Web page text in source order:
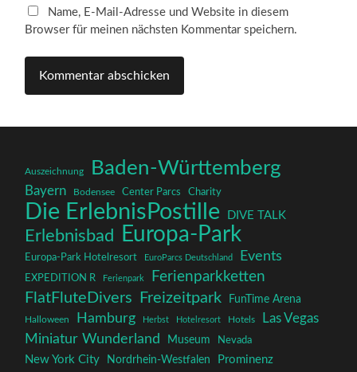
Name, E-Mail-Adresse und Website in diesem
Browser für meinen nächsten Kommentar speichern.
Auszeichnung Baden-Württemberg
Bayern Bodensee Center Parcs Charity
Die ErlebnisPostille DIVE TALK
Erlebnisbad Europa-Park
Europa-Park Hotelresort EuroParcs Deutschland Events
EXPEDITION R Ferienpark Ferienparkketten
FlatFluteDivers Freizeitpark FunTime Arena
Halloween Hamburg Herbst Hotelresort Hotels
Las Vegas
Miniatur Wunderland
Museum Nevada
New York City Nordrhein-Westfalen Prominenz